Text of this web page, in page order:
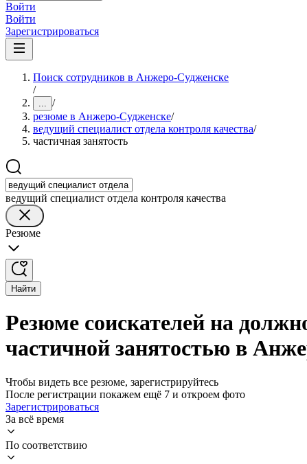
Войти
Войти
Зарегистрироваться
Поиск сотрудников в Анжеро-Судженске
/
... /
резюме в Анжеро-Судженске/
ведущий специалист отдела контроля качества/
частичная занятость
ведущий специалист отдела контроля качества
Резюме
Найти
Резюме соискателей на
частичной занятостью в
Чтобы видеть все резюме, зарегистрируйтесь
После регистрации покажем ещё 7 и откроем фото
Зарегистрироваться
За всё время
По соответствию